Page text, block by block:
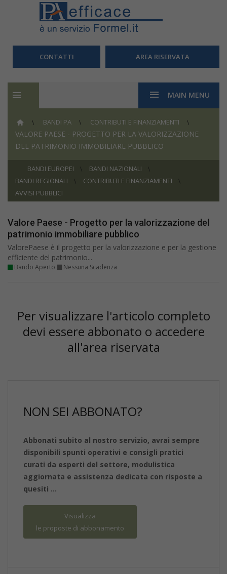
CONTATTI AREA RISERVATA
MAIN MENU
BANDI PA CONTRIBUTI E FINANZIAMENTI
VALORE PAESE - PROGETTO PER LA VALORIZZAZIONE
DEL PATRIMONIO IMMOBILIARE PUBBLICO
BANDI EUROPEI
BANDI NAZIONALI
BANDI REGIONALI
CONTRIBUTI E FINANZIAMENTI
AVVISI PUBBLICI
Valore Paese - Progetto per la valorizzazione del
patrimonio immobiliare pubblico
ValorePaese è il progetto per la valorizzazione e per la gestione
efficiente del patrimonio...
Bando Aperto Nessuna Scadenza
Per visualizzare l'articolo completo
devi essere abbonato o accedere
all'area riservata
NON SEI ABBONATO?
Abbonati subito al nostro servizio, avrai sempre
disponibili spunti operativi e consigli pratici
curati da esperti del settore, modulistica
aggiornata e assistenza dedicata con risposte a
quesiti …
Visualizza
le proposte di abbonamento